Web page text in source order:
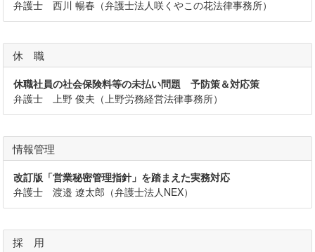
弁護士 西川 暢春（弁護士法人咲くやこの花法律事務所）
休 職
休職社員の社会保険料等の未払い問題 予防策＆対応策
弁護士 上野 俊夫（上野労務経営法律事務所）
情報管理
改訂版「営業秘密管理指針」を踏まえた実務対応
弁護士 渡邉 遼太郎（弁護士法人NEX）
採 用